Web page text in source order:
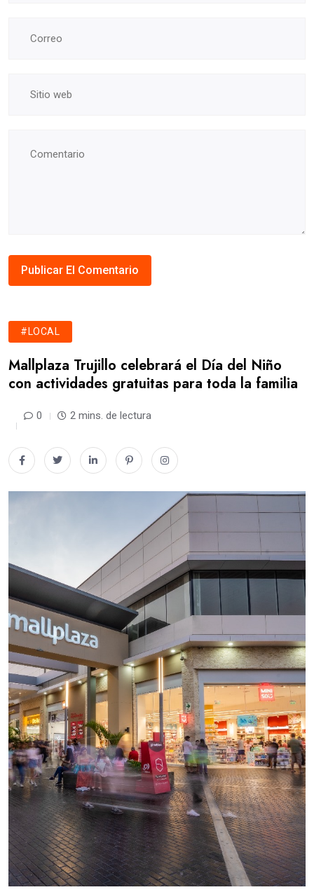
#LOCAL
Mallplaza Trujillo celebrará el Día del Niño
con actividades gratuitas para toda la familia
0 2 mins. de lectura